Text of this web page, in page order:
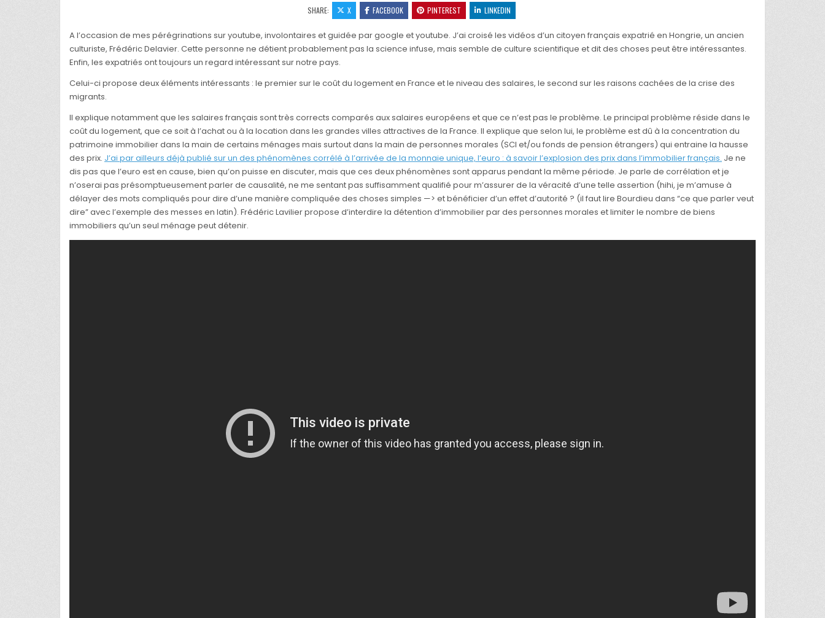
SHARE: X FACEBOOK PINTEREST LINKEDIN
A l’occasion de mes pérégrinations sur youtube, involontaires et guidée par google et youtube. J’ai croisé les vidéos d’un citoyen français expatrié en Hongrie, un ancien
culturiste, Frédéric Delavier. Cette personne ne détient probablement pas la science infuse, mais semble de culture scientifique et dit des choses peut être intéressantes.
Enfin, les expatriés ont toujours un regard intéressant sur notre pays.
Celui-ci propose deux éléments intéressants : le premier sur le coût du logement en France et le niveau des salaires, le second sur les raisons cachées de la crise des
migrants.
Il explique notamment que les salaires français sont très corrects comparés aux salaires européens et que ce n’est pas le problème. Le principal problème réside dans le
coût du logement, que ce soit à l’achat ou à la location dans les grandes villes attractives de la France. Il explique que selon lui, le problème est dû à la concentration du
patrimoine immobilier dans la main de certains ménages mais surtout dans la main de personnes morales (SCI et/ou fonds de pension étrangers) qui entraine la hausse
des prix. J’ai par ailleurs déjà publié sur un des phénomènes corrélé à l’arrivée de la monnaie unique, l’euro : à savoir l’explosion des prix dans l’immobilier français. Je ne
dis pas que l’euro est en cause, bien qu’on puisse en discuter, mais que ces deux phénomènes sont apparus pendant la même période. Je parle de corrélation et je
n’oserai pas présomptueusement parler de causalité, ne me sentant pas suffisamment qualifié pour m’assurer de la véracité d’une telle assertion (hihi, je m’amuse à
délayer des mots compliqués pour dire d’une manière compliquée des choses simples —> et bénéficier d’un effet d’autorité ? (il faut lire Bourdieu dans “ce que parler veut
dire” avec l’exemple des messes en latin). Frédéric Lavilier propose d’interdire la détention d’immobilier par des personnes morales et limiter le nombre de biens
immobiliers qu’un seul ménage peut détenir.